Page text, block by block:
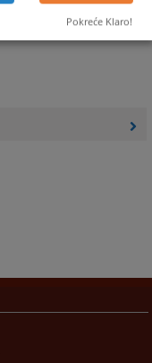
Pokreće Klaro!